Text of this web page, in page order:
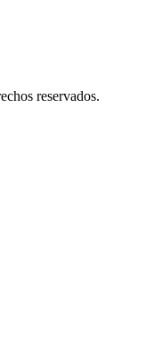
reservados.